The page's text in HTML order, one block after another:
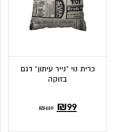
כרית נוי “נייר עיתון” דגם
בזוקה
₪119 ₪99